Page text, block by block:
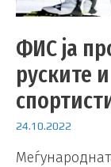
ФИС ја
руските
24.10.2022